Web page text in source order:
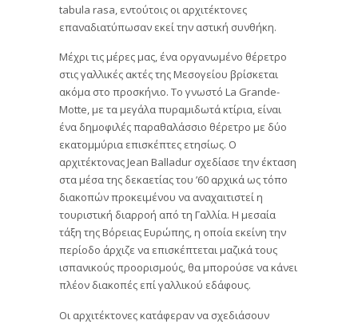
tabula rasa, εντούτοις οι αρχιτέκτονες
επαναδιατύπωσαν εκεί την αστική συνθήκη.
Μέχρι τις μέρες μας, ένα οργανωμένο θέρετρο
στις γαλλικές ακτές της Μεσογείου βρίσκεται
ακόμα στο προσκήνιο. Το γνωστό La Grande-
Motte, με τα μεγάλα πυραμιδωτά κτίρια, είναι
ένα δημοφιλές παραθαλάσσιο θέρετρο με δύο
εκατομμύρια επισκέπτες ετησίως. Ο
αρχιτέκτονας Jean Balladur σχεδίασε την έκταση
στα μέσα της δεκαετίας του ’60 αρχικά ως τόπο
διακοπών προκειμένου να αναχαιτιστεί η
τουριστική διαρροή από τη Γαλλία. Η μεσαία
τάξη της Βόρειας Ευρώπης, η οποία εκείνη την
περίοδο άρχιζε να επισκέπτεται μαζικά τους
ισπανικούς προορισμούς, θα μπορούσε να κάνει
πλέον διακοπές επί γαλλικού εδάφους.
Οι αρχιτέκτονες κατάφεραν να σχεδιάσουν